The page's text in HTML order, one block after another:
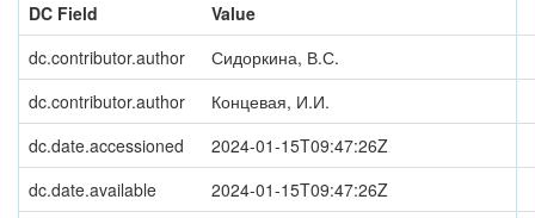
DC Field
Value
dc.contributor.author
Сидоркина, В.С.
dc.contributor.author
Концевая, И.И.
dc.date.accessioned
2024-01-15T09:47:26Z
dc.date.available
2024-01-15T09:47:26Z